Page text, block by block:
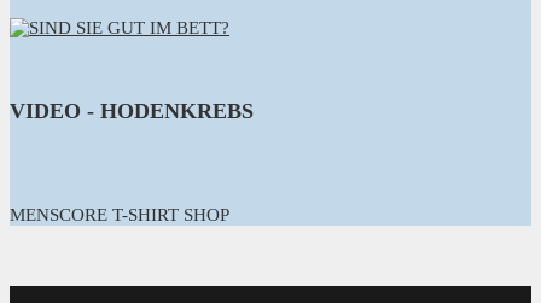
VIDEO - HODENKREBS
MENSCORE T-SHIRT SHOP